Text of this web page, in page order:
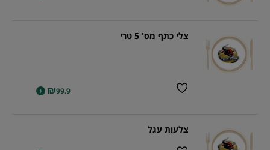
צלי כתף מס' 5 טרי
₪99.9
+
צלעות עגל